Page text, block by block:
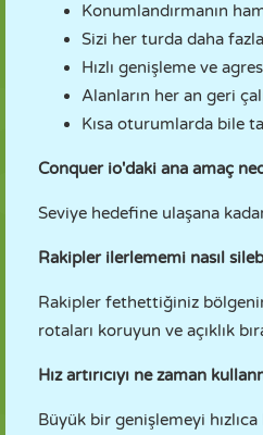
Konumlandırmanın
Sizi her turda daha
Hızlı genişleme ve
Alanların her an geri
Kısa oturumlarda bile
Conquer io'daki ana amaç
Seviye hedefine ulaşana
Rakipler ilerlememi nasıl
Rakipler fethettiğiniz bölgenin
rotaları koruyun ve açıklık
Hız artırıcıyı ne zaman
Büyük bir genişlemeyi